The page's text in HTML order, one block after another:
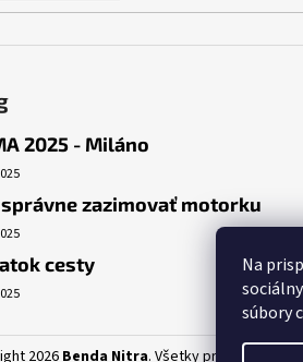
Na
súbory
2025 - Miláno
zazimovať motorku
cesty
2026 Benda Nitra. Všetky práva